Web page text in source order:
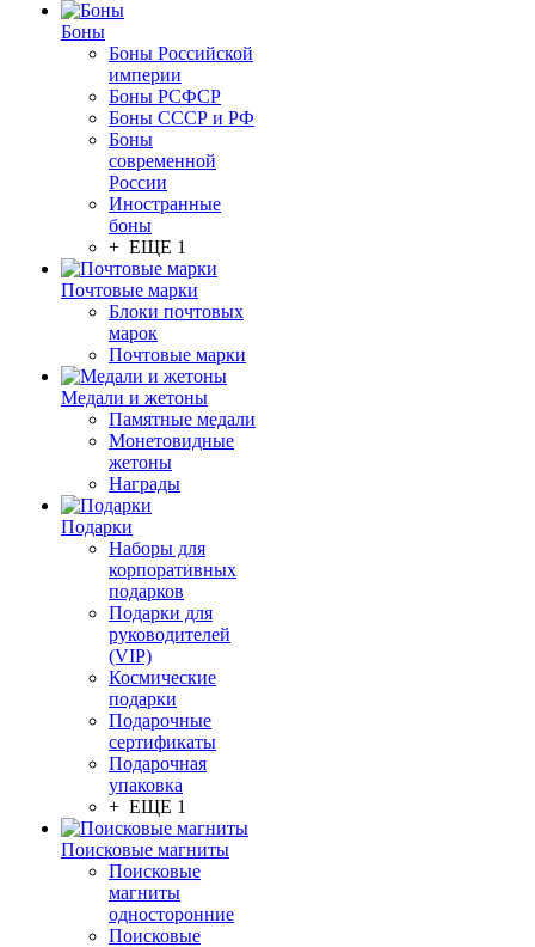
Боны
Боны Российской
империи
Боны РСФСР
Боны СССР и РФ
Боны
современной
России
Иностранные
боны
+ ЕЩЕ 1
Почтовые марки
Блоки почтовых
марок
Почтовые марки
Медали и жетоны
Памятные медали
Монетовидные
жетоны
Награды
Подарки
Наборы для
корпоративных
подарков
Подарки для
руководителей
(VIP)
Космические
подарки
Подарочные
сертификаты
Подарочная
упаковка
+ ЕЩЕ 1
Поисковые магниты
Поисковые
магниты
односторонние
Поисковые